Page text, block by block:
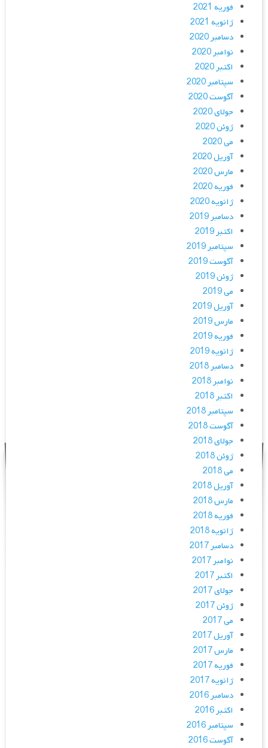
فوریه 2021
ژانویه 2021
دسامبر 2020
نوامبر 2020
اکتبر 2020
سپتامبر 2020
آگوست 2020
جولای 2020
ژوئن 2020
می 2020
آوریل 2020
مارس 2020
فوریه 2020
ژانویه 2020
دسامبر 2019
اکتبر 2019
سپتامبر 2019
آگوست 2019
ژوئن 2019
می 2019
آوریل 2019
مارس 2019
فوریه 2019
ژانویه 2019
دسامبر 2018
نوامبر 2018
اکتبر 2018
سپتامبر 2018
آگوست 2018
جولای 2018
ژوئن 2018
می 2018
آوریل 2018
مارس 2018
فوریه 2018
ژانویه 2018
دسامبر 2017
نوامبر 2017
اکتبر 2017
جولای 2017
ژوئن 2017
می 2017
آوریل 2017
مارس 2017
فوریه 2017
ژانویه 2017
دسامبر 2016
اکتبر 2016
سپتامبر 2016
آگوست 2016